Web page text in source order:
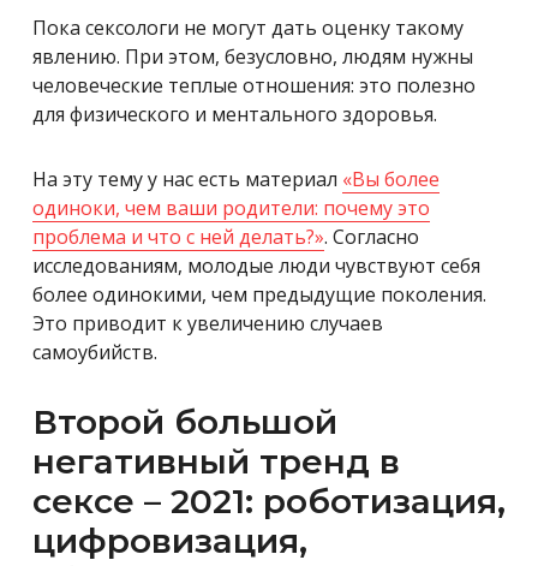
Пока сексологи не могут дать оценку такому
явлению. При этом, безусловно, людям нужны
человеческие теплые отношения: это полезно
для физического и ментального здоровья.
На эту тему у нас есть материал «Вы более
одиноки, чем ваши родители: почему это
проблема и что с ней делать?». Согласно
исследованиям, молодые люди чувствуют себя
более одинокими, чем предыдущие поколения.
Это приводит к увеличению случаев
самоубийств.
Второй большой
негативный тренд в
сексе – 2021: роботизация,
цифровизация,